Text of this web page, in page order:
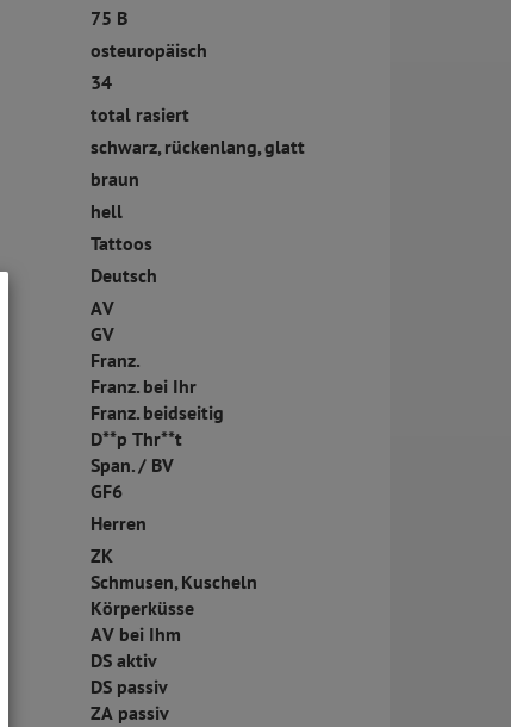
75 B
osteuropäisch
34
total rasiert
schwarz, rückenlang, glatt
braun
hell
Tattoos
Deutsch
AV
GV
Franz.
Franz. bei Ihr
Franz. beidseitig
D**p Thr**t
Span. / BV
GF6
Herren
ZK
Schmusen, Kuscheln
Körperküsse
AV bei Ihm
DS aktiv
DS passiv
ZA passiv